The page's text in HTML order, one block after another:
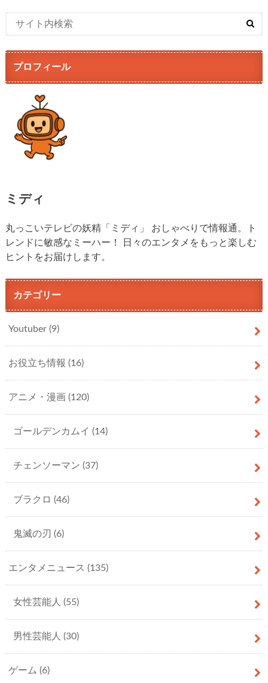
プロフィール
ミディ
丸っこいテレビの妖精「ミディ」 おしゃべりで情報通。ト
レンドに敏感なミーハー！ 日々のエンタメをもっと楽しむ
ヒントをお届けします。
カテゴリー
Youtuber (9)
お役立ち情報 (16)
アニメ・漫画 (120)
ゴールデンカムイ (14)
チェンソーマン (37)
ブラクロ (46)
鬼滅の刃 (6)
エンタメニュース (135)
女性芸能人 (55)
男性芸能人 (30)
ゲーム (6)